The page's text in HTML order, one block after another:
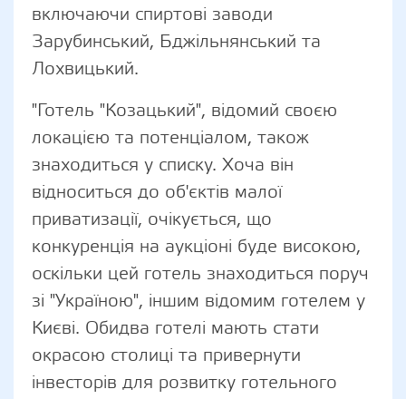
включаючи спиртові заводи
Зарубинський, Бджільнянський та
Лохвицький.
"Готель "Козацький", відомий своєю
локацією та потенціалом, також
знаходиться у списку. Хоча він
відноситься до об'єктів малої
приватизації, очікується, що
конкуренція на аукціоні буде високою,
оскільки цей готель знаходиться поруч
зі "Україною", іншим відомим готелем у
Києві. Обидва готелі мають стати
окрасою столиці та привернути
інвесторів для розвитку готельного